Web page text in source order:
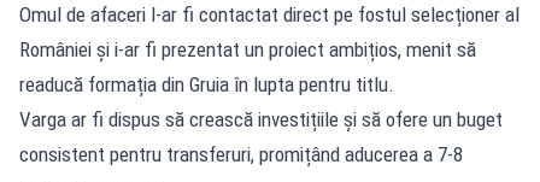
Omul de afaceri l-ar fi contactat direct pe fostul selecționer al
României și i-ar fi prezentat un proiect ambițios, menit să
readucă formația din Gruia în lupta pentru titlu.
Varga ar fi dispus să crească investițiile și să ofere un buget
consistent pentru transferuri, promițând aducerea a 7-8